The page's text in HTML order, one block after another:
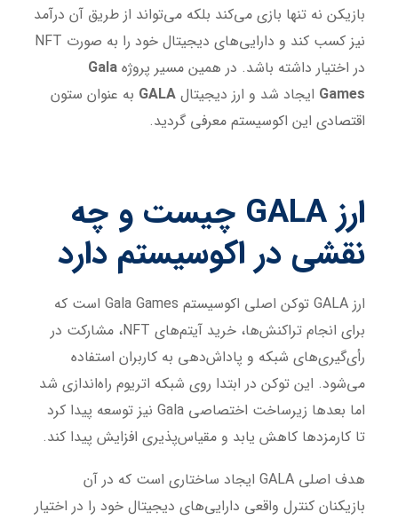
بازیکن نه تنها بازی می‌کند بلکه می‌تواند از طریق آن درآمد
نیز کسب کند و دارایی‌های دیجیتال خود را به صورت NFT
در اختیار داشته باشد. در همین مسیر پروژهGala
Games ایجاد شد و ارز دیجیتالGALA به عنوان ستون
اقتصادی این اکوسیستم معرفی گردید.
ارزGALA
چیست و چه
نقشی در اکوسیستم دارد
ارز GALA توکن اصلی اکوسیستم Gala Games است که
برای انجام تراکنش‌ها، خرید آیتم‌های NFT، مشارکت در
رأی‌گیری‌های شبکه و پاداش‌دهی به کاربران استفاده
می‌شود. این توکن در ابتدا روی شبکه اتریوم راه‌اندازی شد
اما بعدها زیرساخت اختصاصی Gala نیز توسعه پیدا کرد
تا کارمزدها کاهش یابد و مقیاس‌پذیری افزایش پیدا کند.
هدف اصلی GALA ایجاد ساختاری است که در آن
بازیکنان کنترل واقعی دارایی‌های دیجیتال خود را در اختیار